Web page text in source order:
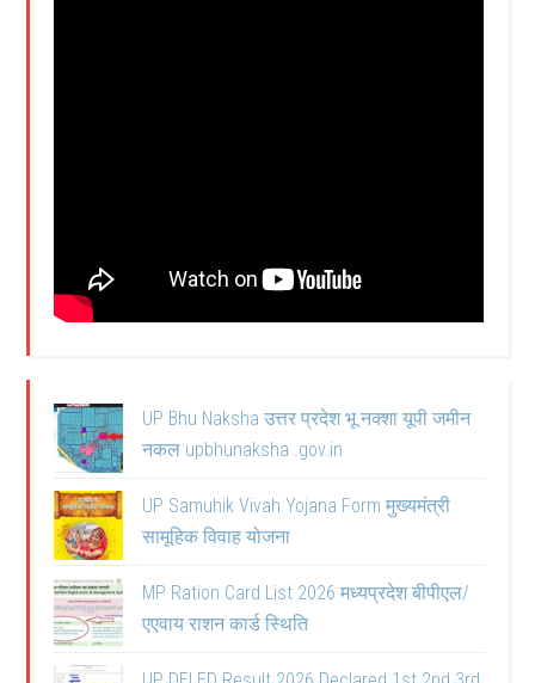
UP Bhu Naksha उत्तर प्रदेश भू नक्शा यूपी जमीन
नकल upbhunaksha .gov.in
UP Samuhik Vivah Yojana Form मुख्यमंत्री
सामूहिक विवाह योजना
MP Ration Card List 2026 मध्यप्रदेश बीपीएल/
एएवाय राशन कार्ड स्थिति